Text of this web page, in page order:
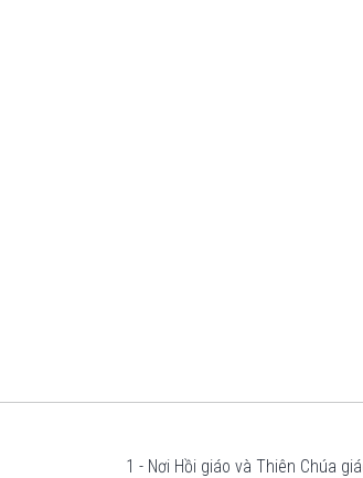
1 - Nơi Hồi giáo và Thiên Chúa